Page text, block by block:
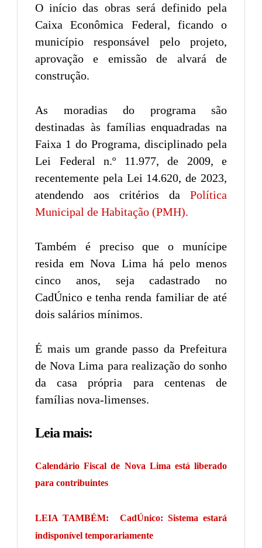
O início das obras será definido pela
Caixa Econômica Federal, ficando o
município responsável pelo projeto,
aprovação e emissão de alvará de
construção.
As moradias do programa são
destinadas às famílias enquadradas na
Faixa 1 do Programa, disciplinado pela
Lei Federal n.º 11.977, de 2009, e
recentemente pela Lei 14.620, de 2023,
atendendo aos critérios da Política
Municipal de Habitação (PMH).
Também é preciso que o munícipe
resida em Nova Lima há pelo menos
cinco anos, seja cadastrado no
CadÚnico e tenha renda familiar de até
dois salários mínimos.
É mais um grande passo da Prefeitura
de Nova Lima para realização do sonho
da casa própria para centenas de
famílias nova-limenses.
Leia mais:
Calendário Fiscal de Nova Lima está liberado
para contribuintes
LEIA TAMBÉM:
CadÚnico: Sistema estará
indisponível temporariamente